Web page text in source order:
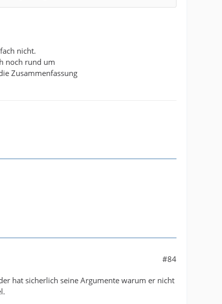
nicht.
noch rund um
Zusammenfassung
#84
hat sicherlich seine Argumente warum er nicht